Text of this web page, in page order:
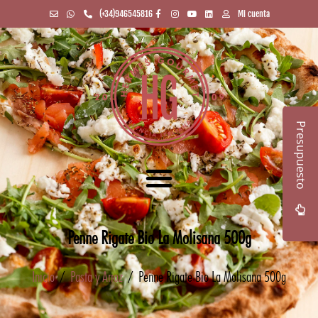
(+34)946545816 Mi cuenta
Penne Rigate Bio La Molisana 500g
Inicio/Pasta y Arroz/ Penne Rigate Bio La Molisana 500g
Presupuesto